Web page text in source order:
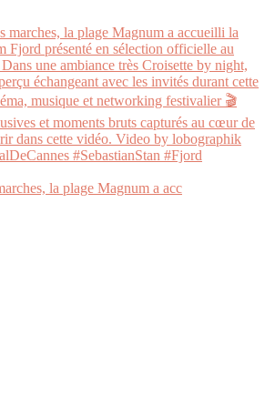
la plage Magnum a acc